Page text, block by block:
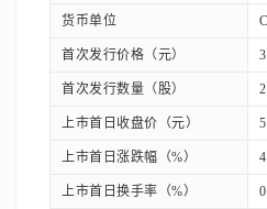
货币单位
首次发行价格（元）
首次发行数量（股）
上市首日收盘价（元）
上市首日涨跌幅（%）
上市首日换手率（%）